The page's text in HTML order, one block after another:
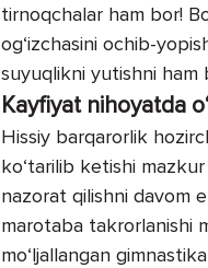
tirnoqchalar ham bor!
og‘izchasini ochib-
suyuqlikni yutishni ham
Kayfiyat nihoyatda
Hissiy barqarorlik
ko‘tarilib ketishi
nazorat qilishni davom
marotaba takrorlanishi
mo‘ljallangan